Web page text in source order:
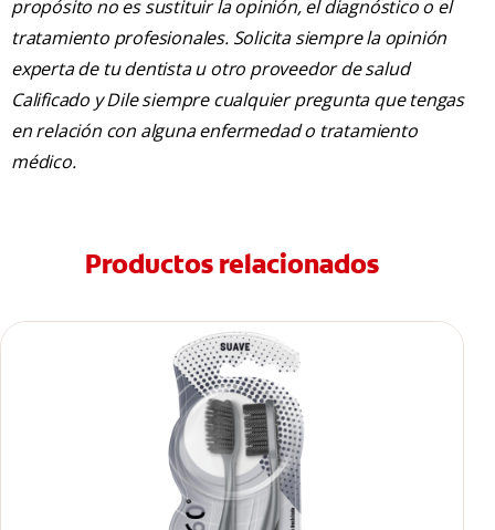
propósito no es sustituir la opinión, el diagnóstico o el
tratamiento profesionales. Solicita siempre la opinión
experta de tu dentista u otro proveedor de salud
Calificado y Dile siempre cualquier pregunta que tengas
en relación con alguna enfermedad o tratamiento
médico.
Productos relacionados